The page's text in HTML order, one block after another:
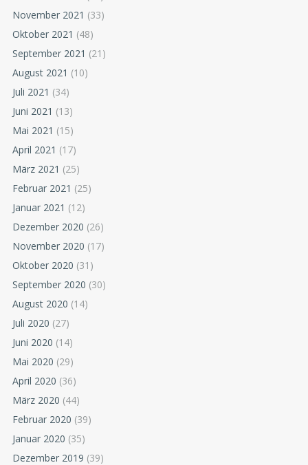
November 2021 (33)
Oktober 2021 (48)
September 2021 (21)
August 2021 (10)
Juli 2021 (34)
Juni 2021 (13)
Mai 2021 (15)
April 2021 (17)
März 2021 (25)
Februar 2021 (25)
Januar 2021 (12)
Dezember 2020 (26)
November 2020 (17)
Oktober 2020 (31)
September 2020 (30)
August 2020 (14)
Juli 2020 (27)
Juni 2020 (14)
Mai 2020 (29)
April 2020 (36)
März 2020 (44)
Februar 2020 (39)
Januar 2020 (35)
Dezember 2019 (39)